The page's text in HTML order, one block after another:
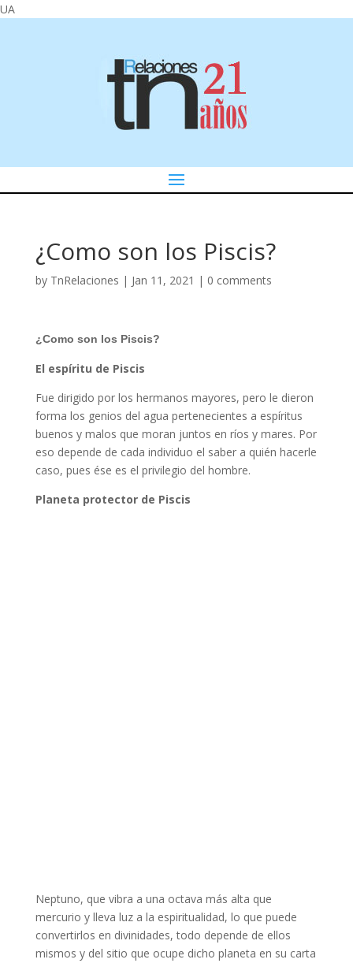
UA
¿Como son los Piscis?
by TnRelaciones | Jan 11, 2021 | 0 comments
¿Como son los Piscis?
El espíritu de Piscis
Fue dirigido por los hermanos mayores, pero le dieron
forma los genios del agua pertenecientes a espíritus
buenos y malos que moran juntos en ríos y mares. Por
eso depende de cada individuo el saber a quién hacerle
caso, pues ése es el privilegio del hombre.
Planeta protector de Piscis
Neptuno, que vibra a una octava más alta que
mercurio y lleva luz a la espiritualidad, lo que puede
convertirlos en divinidades, todo depende de ellos
mismos y del sitio que ocupe dicho planeta en su carta